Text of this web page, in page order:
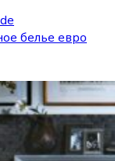
белье евро